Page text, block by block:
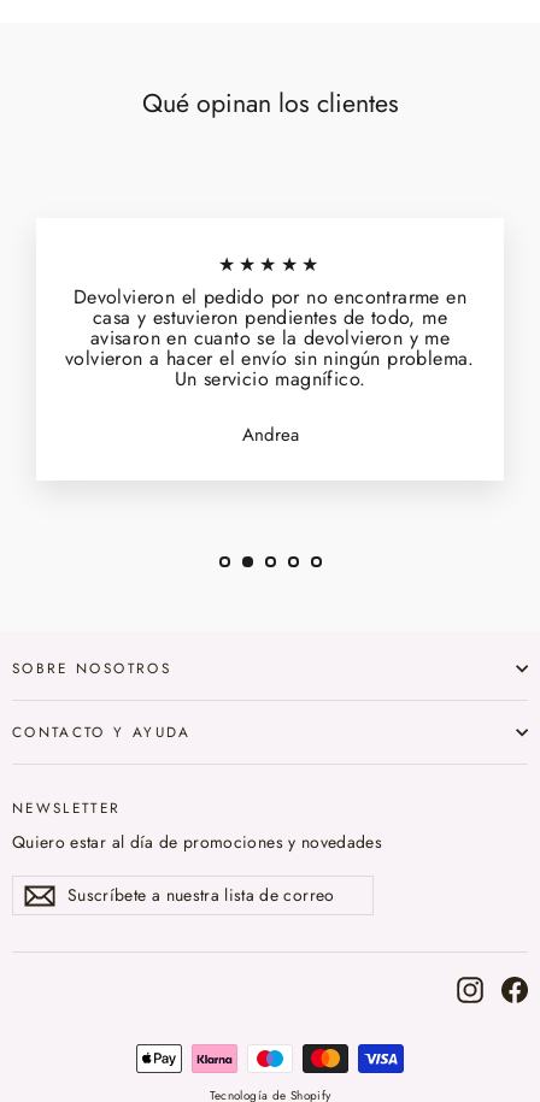
Qué opinan los clientes
★★★★★
Devolvieron el pedido por no encontrarme en
casa y estuvieron pendientes de todo, me
avisaron en cuanto se la devolvieron y me
volvieron a hacer el envío sin ningún problema.
Un servicio magnífico.
Andrea
SOBRE NOSOTROS
CONTACTO Y AYUDA
NEWSLETTER
Quiero estar al día de promociones y novedades
Suscríbete
nuestra
Suscribir
Tecnología de Shopify